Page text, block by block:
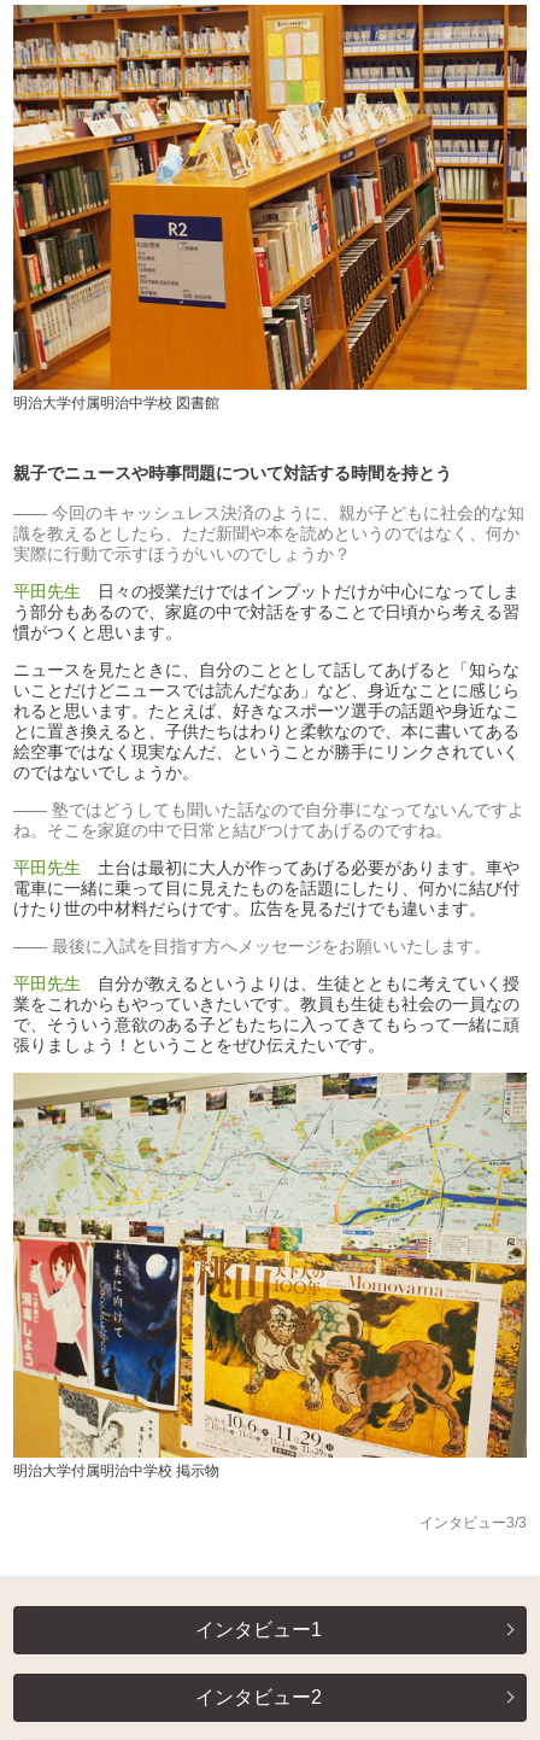
明治大学付属明治中学校 図書館
親子でニュースや時事問題について対話する時間を持とう
今回のキャッシュレス決済のように、親が子どもに社会的な知
識を教えるとしたら、ただ新聞や本を読めというのではなく、何か
実際に行動で示すほうがいいのでしょうか？
平田先生 日々の授業だけではインプットだけが中心になってしま
う部分もあるので、家庭の中で対話をすることで日頃から考える習
慣がつくと思います。
ニュースを見たときに、自分のこととして話してあげると「知らな
いことだけどニュースでは読んだなあ」など、身近なことに感じら
れると思います。たとえば、好きなスポーツ選手の話題や身近なこ
とに置き換えると、子供たちはわりと柔軟なので、本に書いてある
絵空事ではなく現実なんだ、ということが勝手にリンクされていく
のではないでしょうか。
塾ではどうしても聞いた話なので自分事になってないんですよ
ね。そこを家庭の中で日常と結びつけてあげるのですね。
平田先生 土台は最初に大人が作ってあげる必要があります。車や
電車に一緒に乗って目に見えたものを話題にしたり、何かに結び付
けたり世の中材料だらけです。広告を見るだけでも違います。
最後に入試を目指す方へメッセージをお願いいたします。
平田先生 自分が教えるというよりは、生徒とともに考えていく授
業をこれからもやっていきたいです。教員も生徒も社会の一員なの
で、そういう意欲のある子どもたちに入ってきてもらって一緒に頑
張りましょう！ということをぜひ伝えたいです。
明治大学付属明治中学校 掲示物
インタビュー3/3
インタビュー1
インタビュー2